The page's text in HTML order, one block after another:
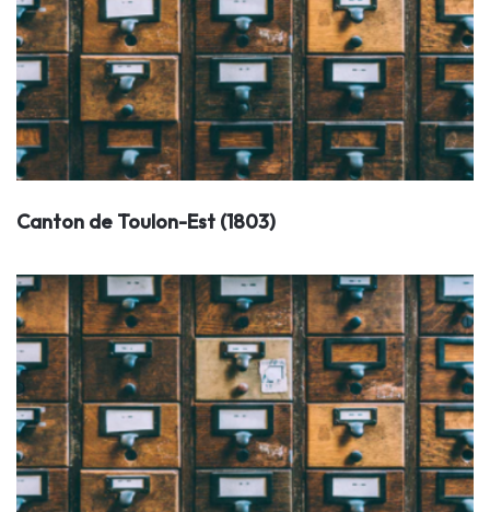
Canton de Toulon-Est (1803)